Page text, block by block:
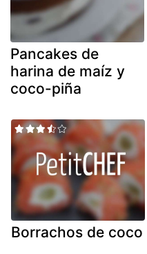
Pancakes de
harina de maíz y
coco-piña
Borrachos de coco